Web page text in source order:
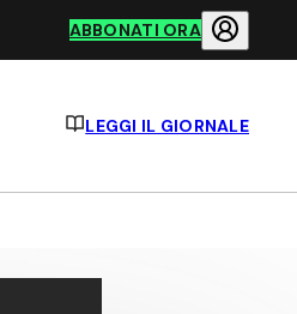
ABBONATI ORA
LEGGI IL GIORNALE